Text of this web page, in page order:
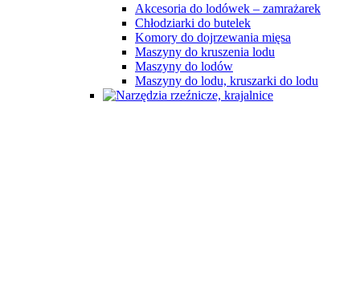
Akcesoria do lodówek – zamrażarek
Chłodziarki do butelek
Komory do dojrzewania mięsa
Maszyny do kruszenia lodu
Maszyny do lodów
Maszyny do lodu, kruszarki do lodu